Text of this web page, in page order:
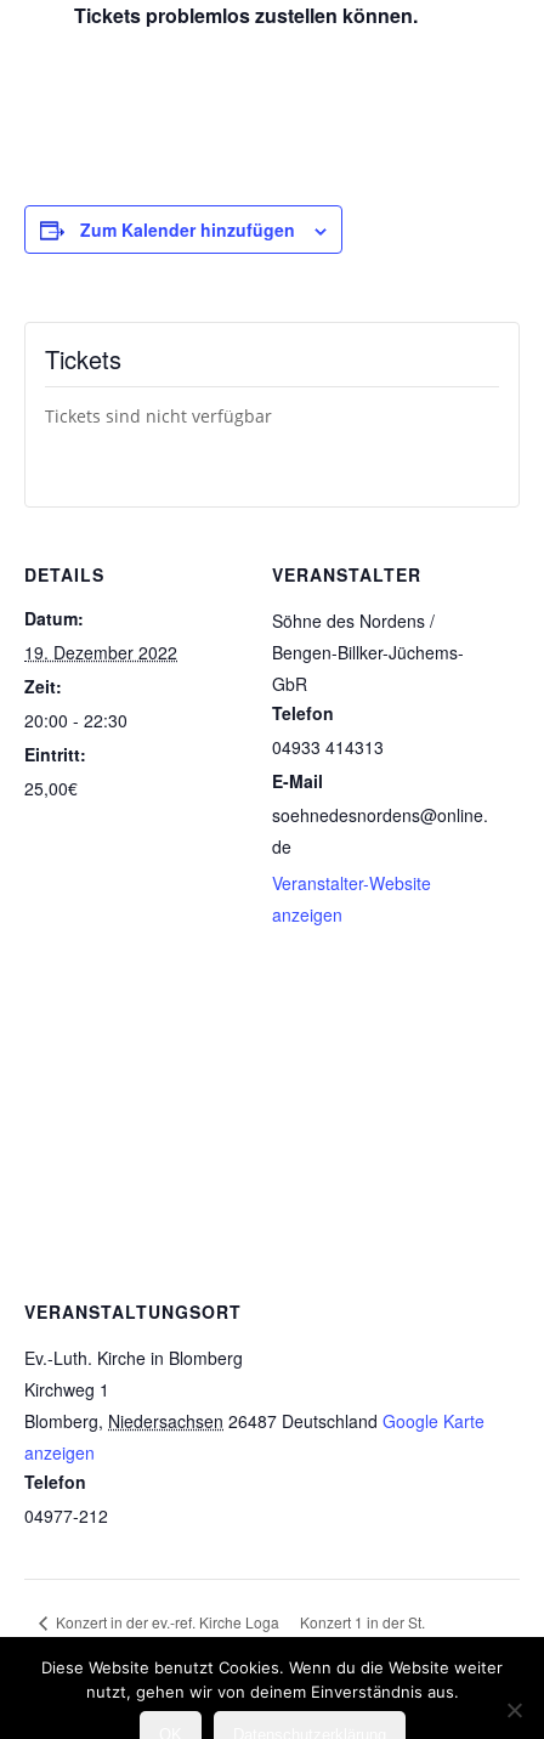
Tickets problemlos zustellen können.
Zum Kalender hinzufügen
DETAILS
Datum:
19. Dezember 2022
Zeit:
20:00 - 22:30
Eintritt:
25,00€
VERANSTALTER
Söhne des Nordens /
Bengen-Billker-Jüchems-
GbR
Telefon
04933 414313
E-Mail
soehnedesnordens@online.
de
Veranstalter-Website
anzeigen
VERANSTALTUNGSORT
Ev.-Luth. Kirche in Blomberg
Kirchweg 1
Blomberg, Niedersachsen 26487 Deutschland Google Karte
anzeigen
Telefon
04977-212
Tickets
Tickets sind nicht verfügbar
Konzert in der ev.-ref. Kirche Loga
Konzert 1 in der St.
Nachholtermin 2023
Diese Website benutzt Cookies. Wenn du die Website weiter
nutzt, gehen wir von deinem Einverständnis aus.